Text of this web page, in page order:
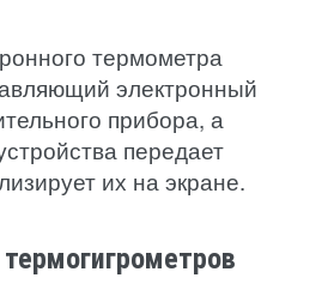
термометра
электронный
прибора, а
передает
их на экране.